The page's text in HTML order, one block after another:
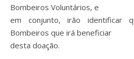
Bombeiros Voluntários, e
em conjunto, irão identificar
Bombeiros que irá beneficiar
desta doação.